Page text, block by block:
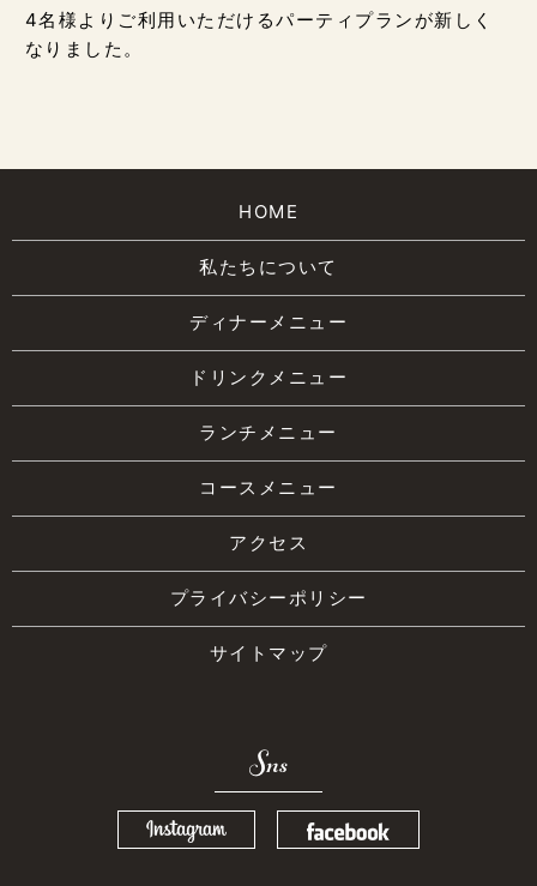
4名様よりご利用いただけるパーティプランが新しく
なりました。
HOME
私たちについて
ディナーメニュー
ドリンクメニュー
ランチメニュー
コースメニュー
アクセス
プライバシーポリシー
サイトマップ
Sns